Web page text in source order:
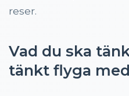
E-cigaretter förbjudet i
Lista på länder där e-
reser.
Vad du ska
tänkt flyga